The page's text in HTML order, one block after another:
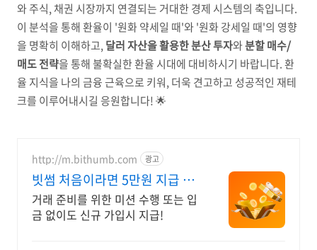
와 주식, 채권 시장까지 연결되는 거대한 경제 시스템의 축입니다.
이 분석을 통해 환율이 '원화 약세일 때'와 '원화 강세일 때'의 영향
을 명확히 이해하고, 달러 자산을 활용한 분산 투자와분할 매수/
매도 전략을 통해 불확실한 환율 시대에 대비하시기 바랍니다. 환
율 지식을 나의 금융 근육으로 키워, 더욱 견고하고 성공적인 재테
크를 이루어내시길 응원합니다! 🌟
http://m.bithumb.com 광고
빗썸 처음이라면 5만원 지급 신
규 가입 시 5만원 혜택
거래 준비를 위한 미션 수행 또는 입
금 없이도 신규 가입시 지급!